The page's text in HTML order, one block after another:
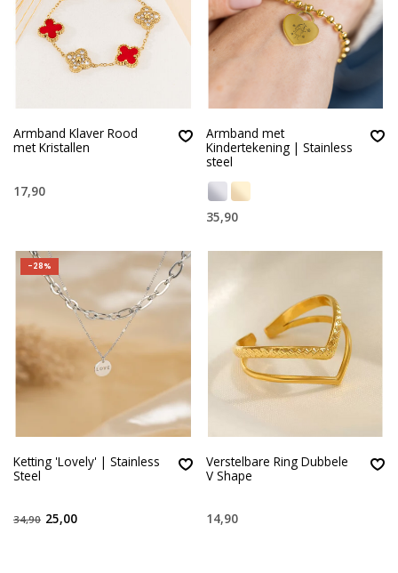
Armband Klaver Rood
met Kristallen
17,90
Armband met
Kindertekening | Stainless
steel
35,90
-28%
Ketting 'Lovely' | Stainless
Steel
34,90 25,00
Verstelbare Ring Dubbele
V Shape
14,90